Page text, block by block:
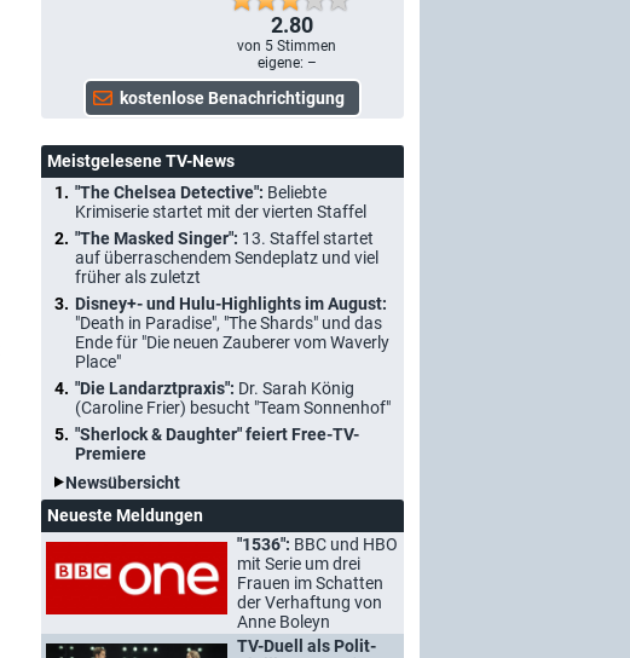
2.80
von 5 Stimmen
eigene: –
Meistgelesene TV-News
"The Chelsea Detective": Beliebte
Krimiserie startet mit der vierten Staffel
"The Masked Singer": 13. Staffel startet
auf überraschendem Sendeplatz und viel
früher als zuletzt
Disney+- und Hulu-Highlights im August:
"Death in Paradise", "The Shards" und das
Ende für "Die neuen Zauberer vom Waverly
Place"
"Die Landarztpraxis": Dr. Sarah König
(Caroline Frier) besucht "Team Sonnenhof"
"Sherlock & Daughter" feiert Free-TV-
Premiere
Newsübersicht
Neueste Meldungen
"1536": BBC und HBO
mit Serie um drei
Frauen im Schatten
der Verhaftung von
Anne Boleyn
TV-Duell als Polit-